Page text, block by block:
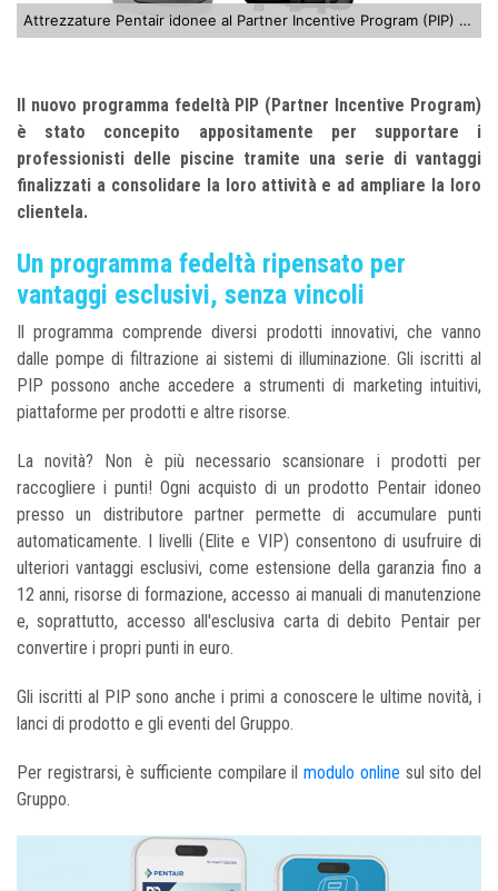
Attrezzature Pentair idonee al Partner Incentive Program (PIP) per premiare i professionisti della piscina
Il nuovo programma fedeltà PIP (Partner Incentive Program)
è stato concepito appositamente per supportare i
professionisti delle piscine tramite una serie di vantaggi
finalizzati a consolidare la loro attività e ad ampliare la loro
clientela.
Un programma fedeltà ripensato per
vantaggi esclusivi, senza vincoli
Il programma comprende diversi prodotti innovativi, che vanno
dalle pompe di filtrazione ai sistemi di illuminazione. Gli iscritti al
PIP possono anche accedere a strumenti di marketing intuitivi,
piattaforme per prodotti e altre risorse.
La novità? Non è più necessario scansionare i prodotti per
raccogliere i punti! Ogni acquisto di un prodotto Pentair idoneo
presso un distributore partner permette di accumulare punti
automaticamente. I livelli (Elite e VIP) consentono di usufruire di
ulteriori vantaggi esclusivi, come estensione della garanzia fino a
12 anni, risorse di formazione, accesso ai manuali di manutenzione
e, soprattutto, accesso all'esclusiva carta di debito Pentair per
convertire i propri punti in euro.
Gli iscritti al PIP sono anche i primi a conoscere le ultime novità, i
lanci di prodotto e gli eventi del Gruppo.
Per registrarsi, è sufficiente compilare ilmodulo online sul sito del
Gruppo.